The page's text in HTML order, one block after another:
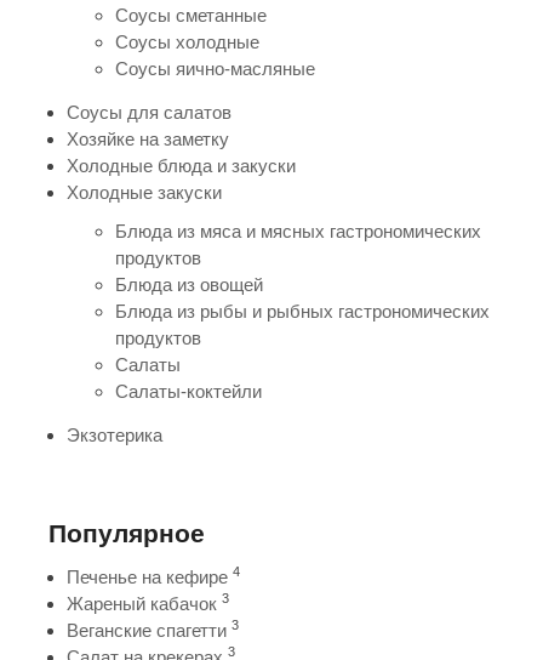
Соусы сметанные
Соусы холодные
Соусы яично-масляные
Соусы для салатов
Хозяйке на заметку
Холодные блюда и закуски
Холодные закуски
Блюда из мяса и мясных гастрономических
продуктов
Блюда из овощей
Блюда из рыбы и рыбных гастрономических
продуктов
Салаты
Салаты-коктейли
Экзотерика
Популярное
Печенье на кефире 4
Жареный кабачок 3
Веганские спагетти 3
3